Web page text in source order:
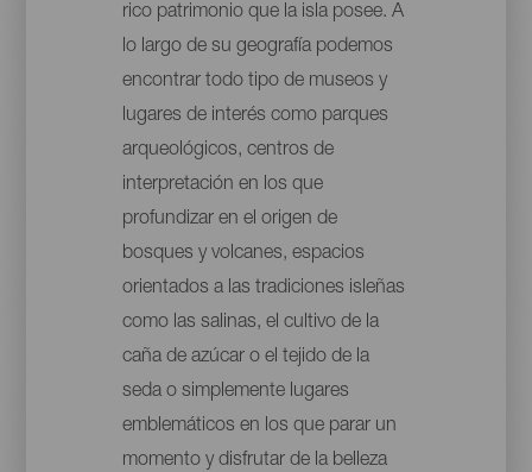
rico patrimonio que la isla posee. A
lo largo de su geografía podemos
encontrar todo tipo de museos y
lugares de interés como parques
arqueológicos, centros de
interpretación en los que
profundizar en el origen de
bosques y volcanes, espacios
orientados a las tradiciones isleñas
como las salinas, el cultivo de la
caña de azúcar o el tejido de la
seda o simplemente lugares
emblemáticos en los que parar un
momento y disfrutar de la belleza